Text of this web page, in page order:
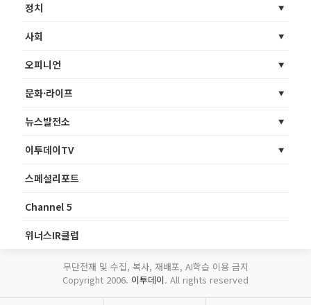
정치
사회
오피니언
문화·라이프
뉴스발전소
이투데이TV
스페셜리포트
Channel 5
위너스IR클럽
무단전재 및 수집, 복사, 재배포, AI학습 이용 금지
Copyright 2006. 이투데이. All rights reserved